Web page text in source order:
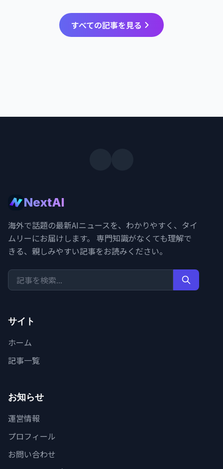
すべての記事を見る
NextAI
海外で話題の最新AIニュースを、わかりやすく、タイ
ムリーにお届けします。 専門知識がなくても理解で
きる、親しみやすい記事をお読みください。
サイト
ホーム
記事一覧
お知らせ
運営情報
プロフィール
お問い合わせ